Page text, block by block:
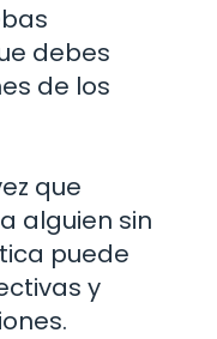
debes
de los
que
alguien sin
puede
y